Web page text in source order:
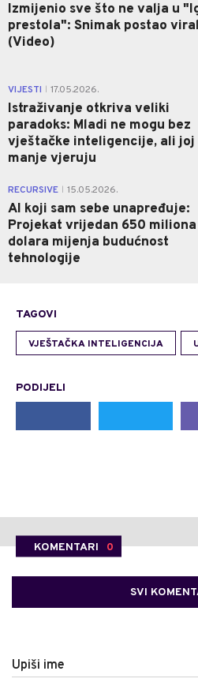
Izmijenio sve što ne valja u
prestola": Snimak postao
(Video)
VIJESTI 17.05.2026.
Istraživanje otkriva veliki
paradoks: Mladi ne mogu bez
vještačke inteligencije, ali joj
manje vjeruju
RECURSIVE 15.05.2026.
AI koji sam sebe unapređuje:
Projekat vrijedan 650 miliona
dolara mijenja budućnost
tehnologije
TAGOVI
VJEŠTAČKA INTELIGENCIJA
PODIJELI
KOMENTARI 0
SVI
Upiši ime